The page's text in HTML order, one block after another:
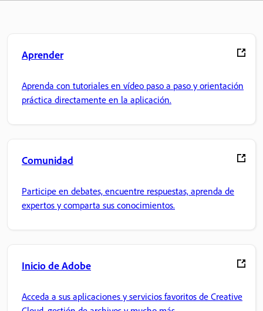
Aprender
Aprenda con tutoriales en vídeo paso a paso y orientación
práctica directamente en la aplicación.
Comunidad
Participe en debates, encuentre respuestas, aprenda de
expertos y comparta sus conocimientos.
Inicio de Adobe
Acceda a sus aplicaciones y servicios favoritos de Creative